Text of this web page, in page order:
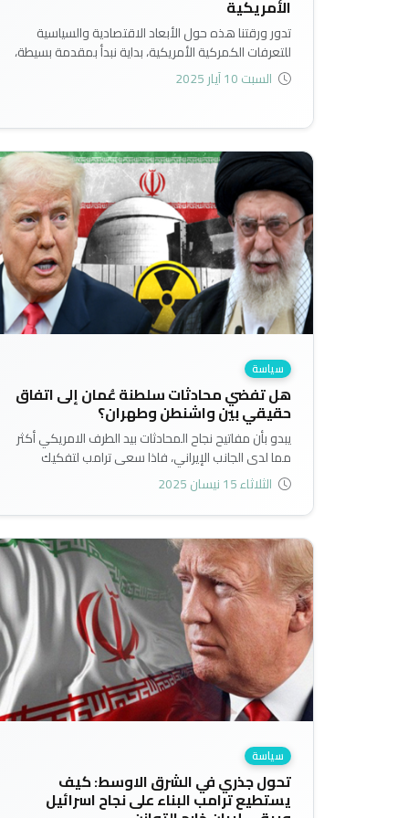
الأمريكية
تدور ورقتنا هذه حول الأبعاد الاقتصادية والسياسية
للتعرفات الكمركية الأمريكية، بداية نبدأ بمقدمة بسيطة،
إن هذه التعريفات الكمركية ليست جديدة، فدائما ما يلجأ
الاقتصاد الأمريكي لهذه الطريقة وفق الوضع والبرنامج
الأمريكي دونالد ترامب قد وضع أيضا في ولايته الأولى
تعرفات كمركية كبيرة وشهدت جدلا كبيرا وتأثيرات كبيرة
على النظام العالمي...
السبت 10 آيار 2025
سياسة
هل تفضي محادثات سلطنة عُمان إلى اتفاق
حقيقي بين واشنطن وطهران؟
يبدو بأن مفاتيح نجاح المحادثات بيد الطرف الامريكي أكثر
مما لدى الجانب الإيراني، فاذا سعى ترامب لتفكيك
البرنامج النووي الإيراني على غرار ليبيا، وإغلاق برنامج
الصواريخ الإيراني، وتقليص علاقات طهران مع شركائها
الإقليميين، "فمن المرجح أن تكون الدبلوماسية ميتة عند
وصولها..
الثلاثاء 15 نيسان 2025
سياسة
تحول جذري في الشرق الاوسط: كيف
يستطيع ترامب البناء على نجاح اسرائيل